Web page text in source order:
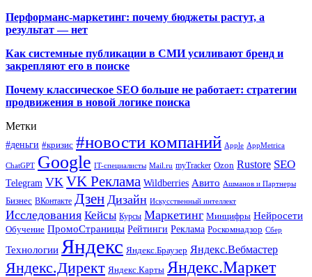
Перформанс-маркетинг: почему бюджеты растут, а
результат — нет
Как системные публикации в СМИ усиливают бренд и
закрепляют его в поиске
Почему классическое SEO больше не работает: стратегии
продвижения в новой логике поиска
Метки
#деньги #кризис #новости компаний Apple AppMetrica
ChatGPT Google IT-специалисты Mail.ru myTracker Ozon Rustore SEO
Telegram VK VK Реклама Wildberries Авито Ашманов и Партнеры
Бизнес ВКонтакте Дзен Дизайн Искусственный интеллект
Исследования Кейсы Курсы Маркетинг Минцифры Нейросети
Обучение ПромоСтраницы Рейтинги Реклама Роскомнадзор Сбер
Технологии Яндекс Яндекс.Браузер Яндекс.Вебмастер
Яндекс.Директ Яндекс.Карты Яндекс.Маркет